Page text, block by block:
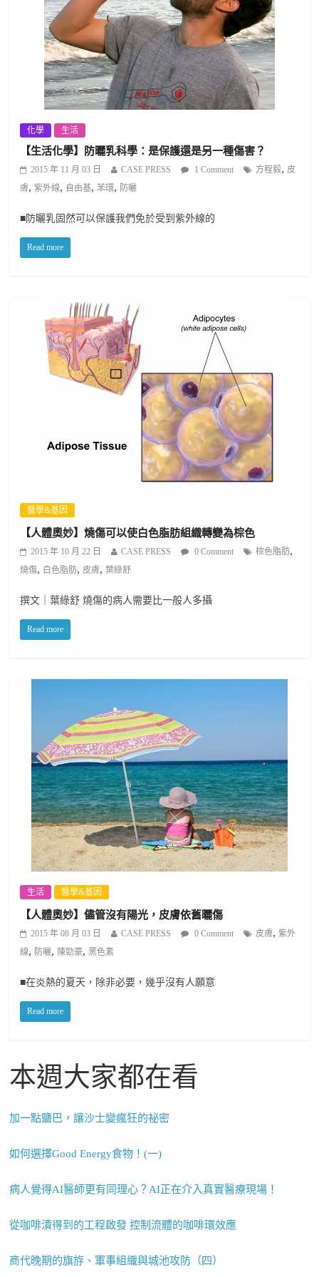
化學 生活
【生活化學】防曬乳科學：是保護還是另一種傷害？
2015 年 11 月 03 日 CASE PRESS 1 Comment 方程毅, 皮
膚,紫外線, 自由基,苯環, 防曬
■防曬乳固然可以保護我們免於受到紫外線的
Read more
醫學&基因
【人體奧妙】燒傷可以使白色脂肪組織轉變為棕色
2015 年 10 月 22 日 CASE PRESS 0 Comment 棕色脂肪,
燒傷, 白色脂肪, 皮膚,葉綠舒
撰文｜葉綠舒 燒傷的病人需要比一般人多攝
Read more
生活 醫學&基因
【人體奧妙】儘管沒有陽光，皮膚依舊曬傷
2015 年 08 月 03 日 CASE PRESS 0 Comment 皮膚,紫外
線, 防曬, 陳勁豪,黑色素
■在炎熱的夏天，除非必要，幾乎沒有人願意
Read more
本週大家都在看
加一點鹽巴，讓沙士變瘋狂的祕密
如何選擇Good Energy食物！(一)
病人覺得AI醫師更有同理心？AI正在介入真實醫療現場！
從咖啡漬得到的工程啟發 控制流體的咖啡環效應
商代晚期的旗斿、軍事組織與城池攻防（四）